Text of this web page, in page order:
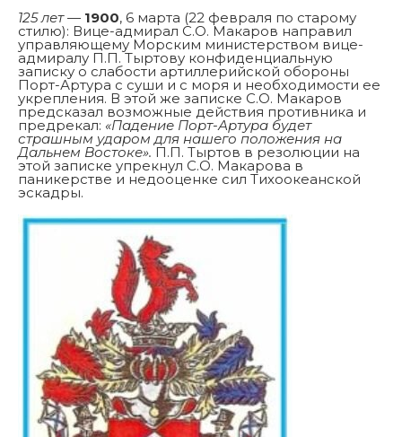
125 лет— 1900, 6 марта (22 февраля по старому
стилю): Вице-адмирал С.О. Макаров направил
управляющему Морским министерством вице-
адмиралу П.П. Тыртову конфиденциальную
записку о слабости артиллерийской обороны
Порт-Артура с суши и с моря и необходимости ее
укрепления. В этой же записке С.О. Макаров
предсказал возможные действия противника и
предрекал: «Падение Порт-Артура будет
страшным ударом для нашего положения на
Дальнем Востоке». П.П. Тыртов в резолюции на
этой записке упрекнул С.О. Макарова в
паникерстве и недооценке сил Тихоокеанской
эскадры.